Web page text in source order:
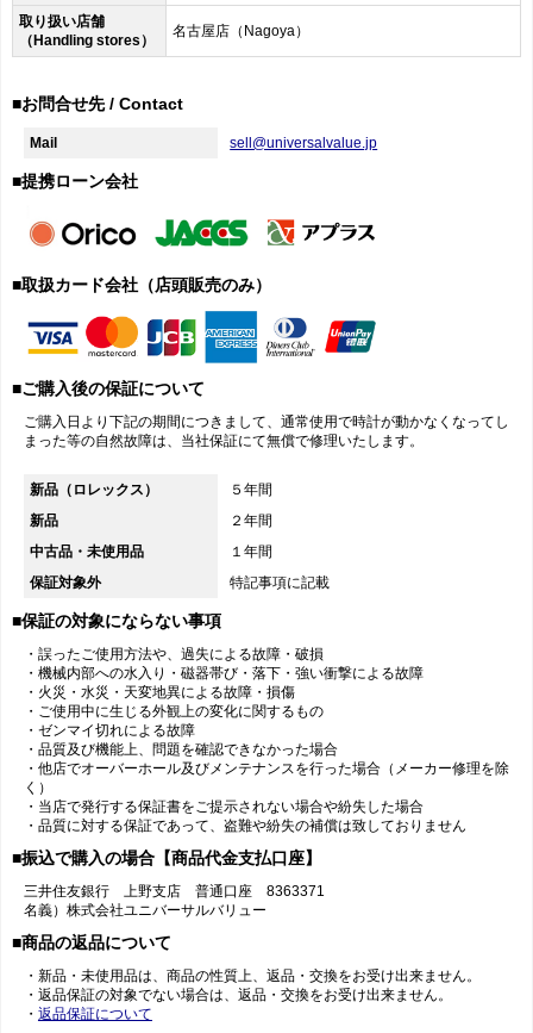
取り扱い店舗
（Handling stores）
名古屋店（Nagoya）
■お問合せ先 / Contact
Mail sell@universalvalue.jp
■提携ローン会社
■取扱カード会社（店頭販売のみ）
■ご購入後の保証について
ご購入日より下記の期間につきまして、通常使用で時計が動かなくなってし
まった等の自然故障は、当社保証にて無償で修理いたします。
新品（ロレックス）
５年間
新品
２年間
中古品・未使用品
１年間
保証対象外
特記事項に記載
■保証の対象にならない事項
・誤ったご使用方法や、過失による故障・破損
・機械内部への水入り・磁器帯び・落下・強い衝撃による故障
・火災・水災・天変地異による故障・損傷
・ご使用中に生じる外観上の変化に関するもの
・ゼンマイ切れによる故障
・品質及び機能上、問題を確認できなかった場合
・他店でオーバーホール及びメンテナンスを行った場合（メーカー修理を除
く）
・当店で発行する保証書をご提示されない場合や紛失した場合
・品質に対する保証であって、盗難や紛失の補償は致しておりません
■振込で購入の場合【商品代金支払口座】
三井住友銀行 上野支店 普通口座 8363371
名義）株式会社ユニバーサルバリュー
■商品の返品について
・新品・未使用品は、商品の性質上、返品・交換をお受け出来ません。
・返品保証の対象でない場合は、返品・交換をお受け出来ません。
・ 返品保証について